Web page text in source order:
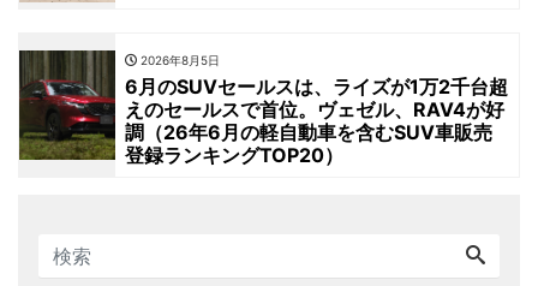
2026年8月5日
6月のSUVセールスは、ライズが1万2千台超
えのセールスで首位。ヴェゼル、RAV4が好
調（26年6月の軽自動車を含むSUV車販売
登録ランキングTOP20）